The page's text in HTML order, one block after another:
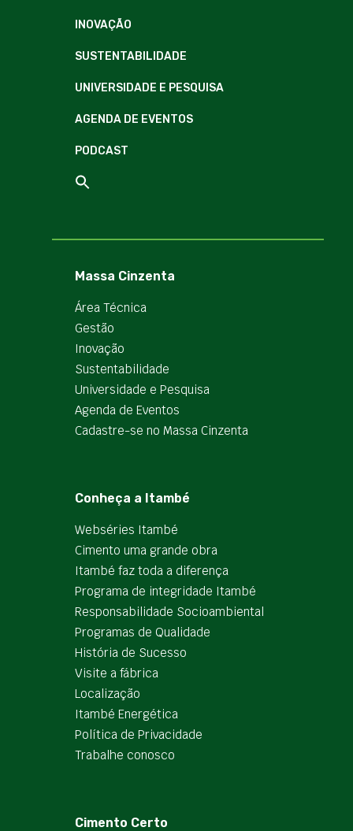
INOVAÇÃO
SUSTENTABILIDADE
UNIVERSIDADE E PESQUISA
AGENDA DE EVENTOS
PODCAST
Massa Cinzenta
Área Técnica
Gestão
Inovação
Sustentabilidade
Universidade e Pesquisa
Agenda de Eventos
Cadastre-se no Massa Cinzenta
Conheça a Itambé
Webséries Itambé
Cimento uma grande obra
Itambé faz toda a diferença
Programa de integridade Itambé
Responsabilidade Socioambiental
Programas de Qualidade
História de Sucesso
Visite a fábrica
Localização
Itambé Energética
Política de Privacidade
Trabalhe conosco
Cimento Certo